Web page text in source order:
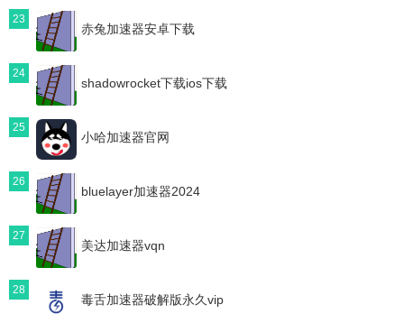
23
赤兔加速器安卓下载
24
shadowrocket下载ios下载
25
小哈加速器官网
26
bluelayer加速器2024
27
美达加速器vqn
28
毒舌加速器破解版永久vip